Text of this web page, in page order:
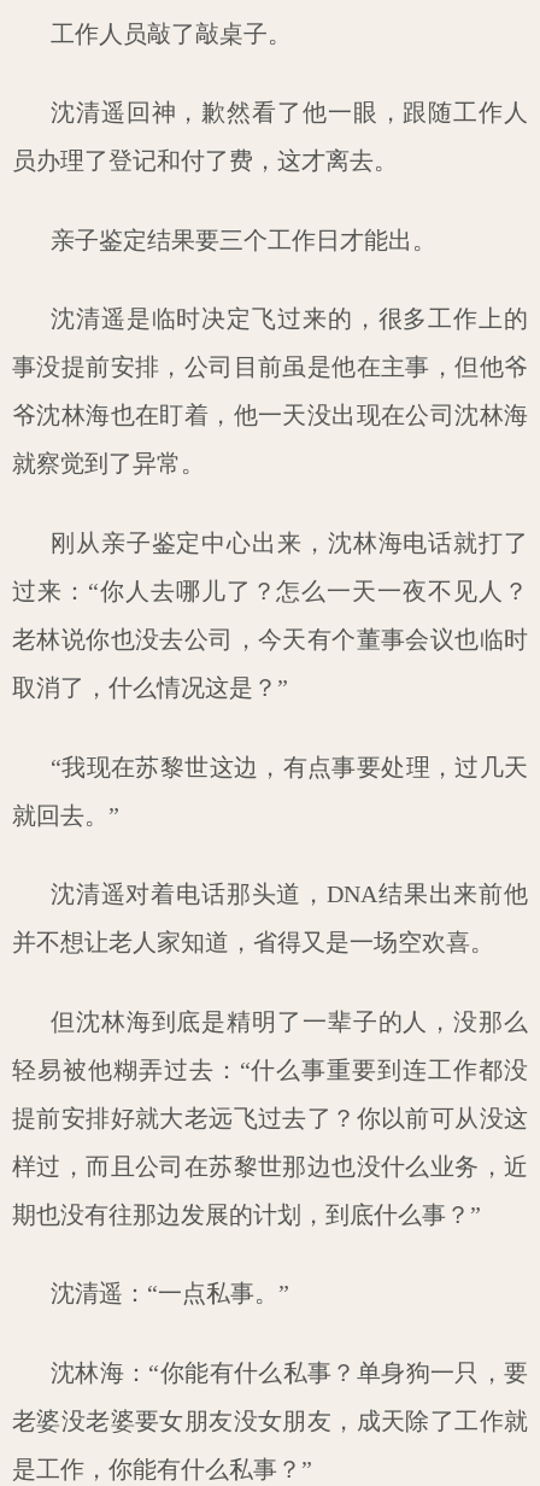
工作人员敲了敲桌子。
沈清遥回神，歉然看了他一眼，跟随工作人
员办理了登记和付了费，这才离去。
亲子鉴定结果要三个工作日才能出。
沈清遥是临时决定飞过来的，很多工作上的
事没提前安排，公司目前虽是他在主事，但他爷
爷沈林海也在盯着，他一天没出现在公司沈林海
就察觉到了异常。
刚从亲子鉴定中心出来，沈林海电话就打了
过来：“你人去哪儿了？怎么一天一夜不见人？
老林说你也没去公司，今天有个董事会议也临时
取消了，什么情况这是？”
“我现在苏黎世这边，有点事要处理，过几天
就回去。”
沈清遥对着电话那头道，DNA结果出来前他
并不想让老人家知道，省得又是一场空欢喜。
但沈林海到底是精明了一辈子的人，没那么
轻易被他糊弄过去：“什么事重要到连工作都没
提前安排好就大老远飞过去了？你以前可从没这
样过，而且公司在苏黎世那边也没什么业务，近
期也没有往那边发展的计划，到底什么事？”
沈清遥：“一点私事。”
沈林海：“你能有什么私事？单身狗一只，要
老婆没老婆要女朋友没女朋友，成天除了工作就
是工作，你能有什么私事？”